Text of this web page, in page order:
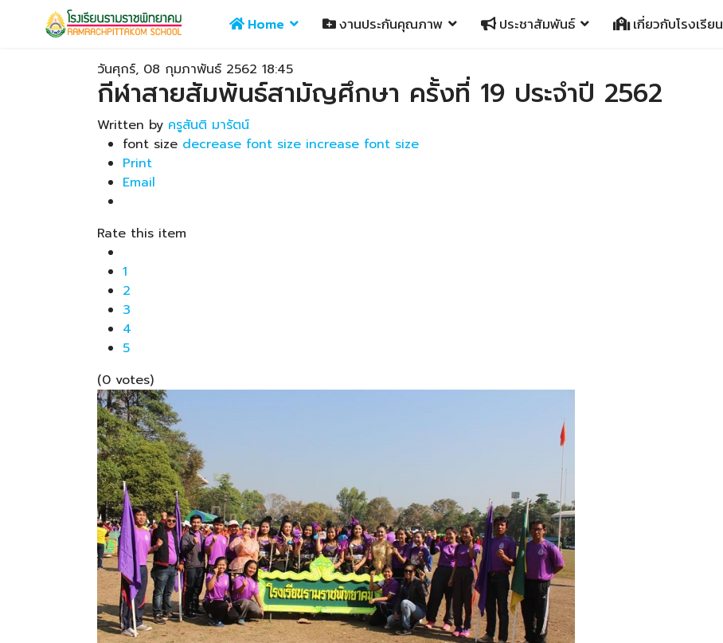
Home งานประกันคุณภาพ ประชาสัมพันธ์ เกี่ยวกับโรงเรียน
วันศุกร์, 08 กุมภาพันธ์ 2562 18:45
กีฬาสายสัมพันธ์สามัญศึกษา ครั้งที่ 19 ประจำปี 2562
Written by ครูสันติ มารัตน์
font size decrease font size increase font size
Print
Email
Rate this item
1
2
3
4
5
(0 votes)